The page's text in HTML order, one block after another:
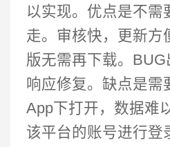
以实现。优点是不需
走。审核快，更新方
版无需再下载。
响应修复。缺点是需
App下打开，数据难
该平台的账号进行登